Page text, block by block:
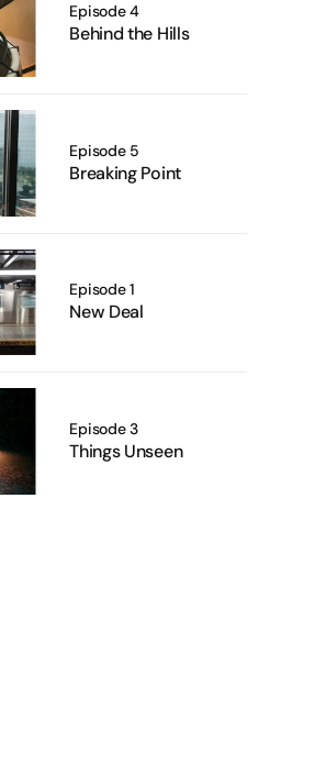
Episode 4
Behind the Hills
Episode 5
Breaking Point
Episode 1
New Deal
Episode 3
Things Unseen